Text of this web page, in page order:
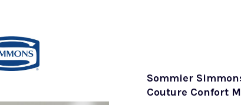
Sommier
Couture Confort